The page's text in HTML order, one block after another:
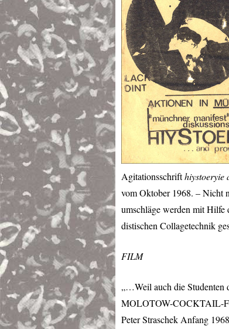
Agitationsschrifthiystoeryie
vom Oktober 1968. – Nicht
umschläge werden mit Hilfe
distischen Collagetechnik
FILM
„…Weil auch die Studenten
MOLOTOW-COCKTAIL-
Peter Straschek Anfang